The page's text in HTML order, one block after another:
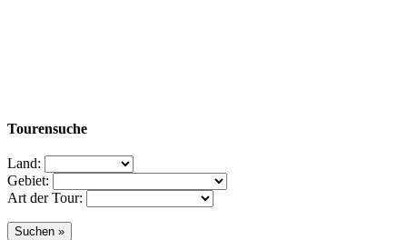
Tourensuche
Land:
Gebiet:
Art der Tour: